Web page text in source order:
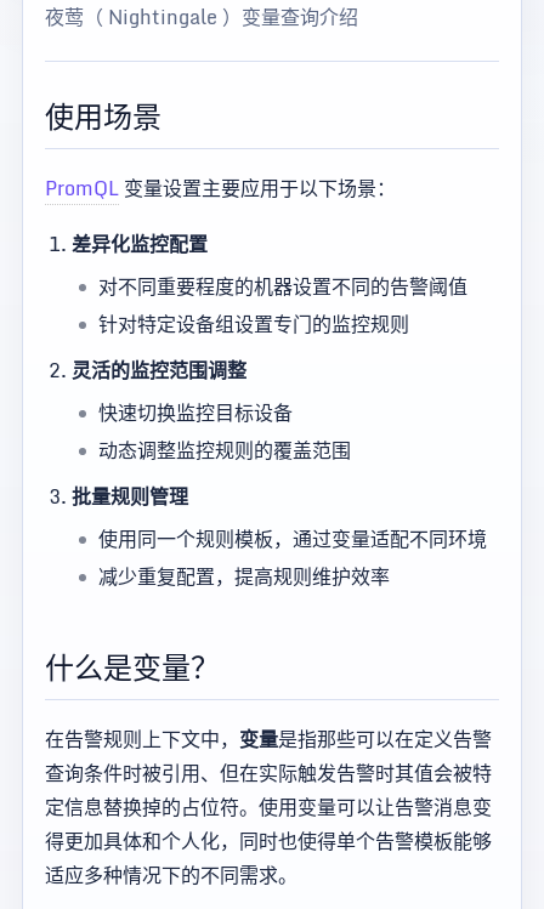
夜莺（ Nightingale ）变量查询介绍
使用场景
PromQL变量设置主要应用于以下场景：
差异化监控配置
对不同重要程度的机器设置不同的告警阈值
针对特定设备组设置专门的监控规则
灵活的监控范围调整
快速切换监控目标设备
动态调整监控规则的覆盖范围
批量规则管理
使用同一个规则模板，通过变量适配不同环境
减少重复配置，提高规则维护效率
什么是变量？
在告警规则上下文中， 变量是指那些可以在定义告警
查询条件时被引用、但在实际触发告警时其值会被特
定信息替换掉的占位符。使用变量可以让告警消息变
得更加具体和个人化，同时也使得单个告警模板能够
适应多种情况下的不同需求。